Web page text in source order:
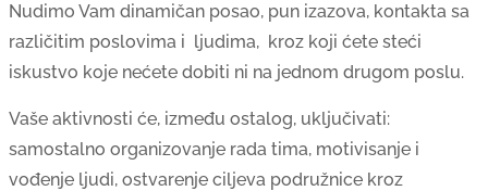
Nudimo Vam dinamičan posao, pun izazova, kontakta sa
različitim poslovima i ljudima, kroz koji ćete steći
iskustvo koje nećete dobiti ni na jednom drugom poslu.
Vaše aktivnosti će, između ostalog, uključivati:
samostalno organizovanje rada tima, motivisanje i
vođenje ljudi, ostvarenje ciljeva podružnice kroz